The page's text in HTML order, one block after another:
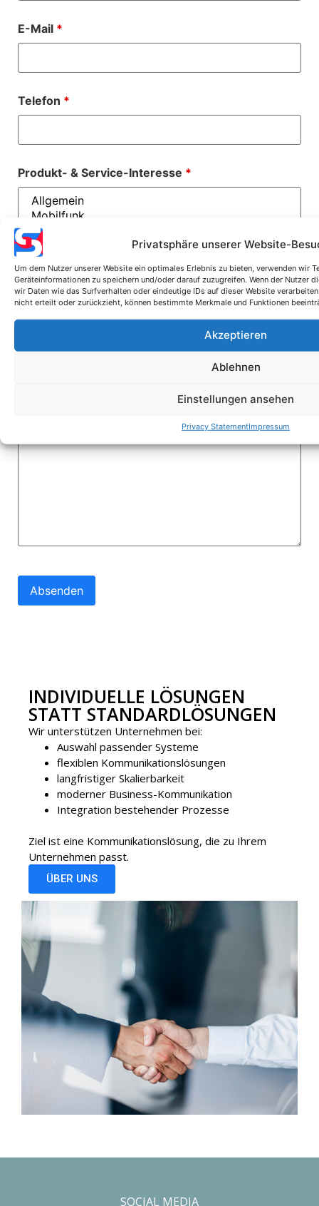
Privatsphäre unserer Website-
Um dem Nutzer unserer Website ein optimales Erlebnis zu bieten, verwenden wir
Geräteinformationen zu speichern und/oder darauf zuzugreifen. Wenn der Nutzer
wir Daten wie das Surfverhalten oder eindeutige IDs auf dieser Website
nicht erteilt oder zurückzieht, können bestimmte Merkmale und Funktionen
Akzeptieren
Ablehnen
Einstellungen ansehen
Privacy StatementImpressum
E-Mail *
Telefon *
Produkt- & Service-Interesse *
Form unserer Rückantwort*
Mail
Teams-Konferenz
INDIVIDUELLE LÖSUNGEN
STATT STANDARDLÖSUNGEN
Wir unterstützen Unternehmen bei:
Auswahl passender Systeme
flexiblen Kommunikationslösungen
langfristiger Skalierbarkeit
moderner Business-Kommunikation
Integration bestehender Prozesse
Ziel ist eine Kommunikationslösung, die zu Ihrem
Unternehmen passt.
ÜBER UNS
SOCIAL MEDIA